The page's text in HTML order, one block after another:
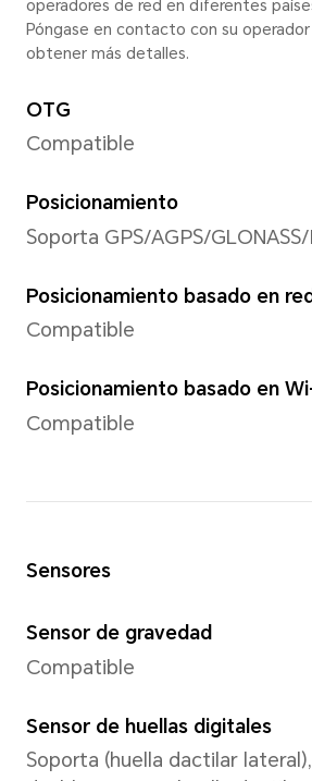
Modo de captura
Foto, Vídeo,
Vídeo, PRO,
Lapse, Marca de
RES, Historia,
sonrisas, etc.
Cámara delantera
*Los píxeles pueden